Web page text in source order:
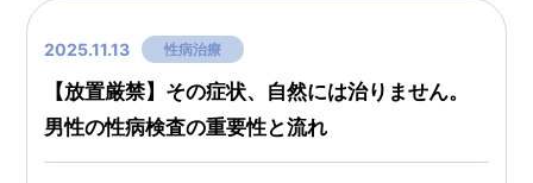
2025.11.13 性病治療
【放置厳禁】その症状、自然には治りません。
男性の性病検査の重要性と流れ